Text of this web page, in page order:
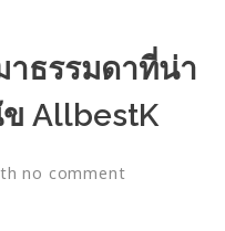
าธรรมดาที่น่า
AllbestK
no comment